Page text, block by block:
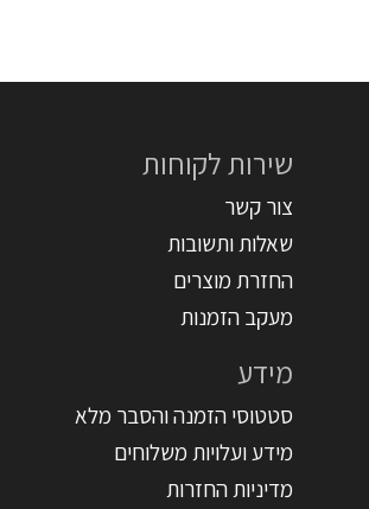
שירות לקוחות
צור קשר
שאלות ותשובות
החזרת מוצרים
מעקב הזמנות
מידע
סטטוסי הזמנה והסבר מלא
מידע ועלויות משלוחים
מדיניות החזרות